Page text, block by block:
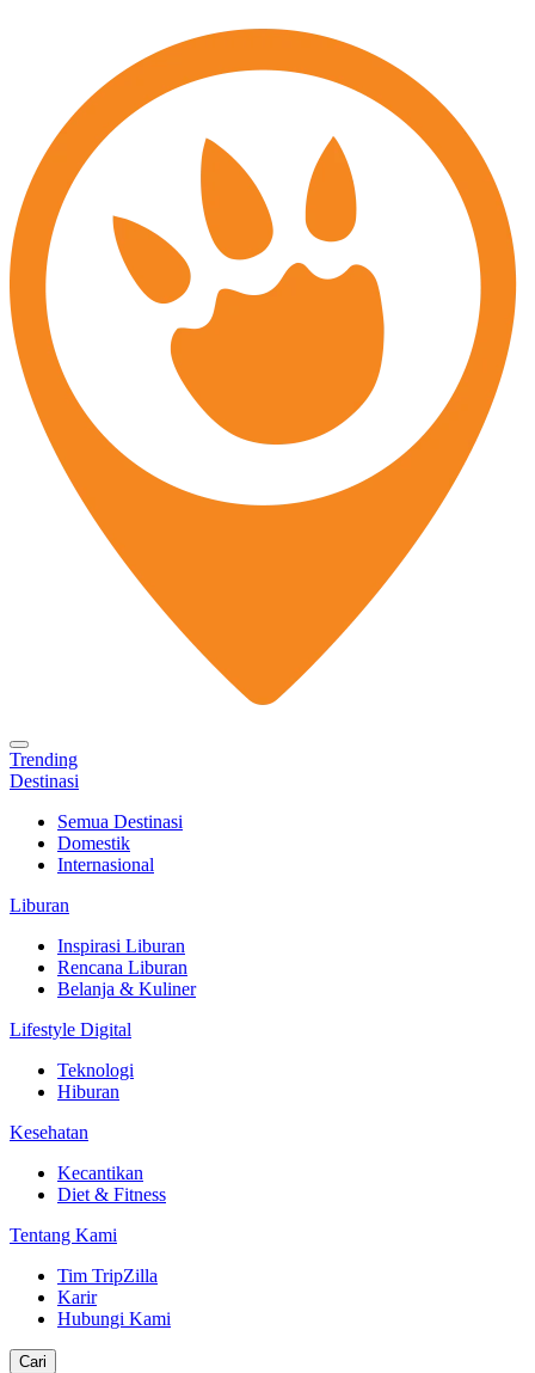
Trending
Destinasi
Semua Destinasi
Domestik
Internasional
Liburan
Inspirasi Liburan
Rencana Liburan
Belanja & Kuliner
Lifestyle Digital
Teknologi
Hiburan
Kesehatan
Kecantikan
Diet & Fitness
Tentang Kami
Tim TripZilla
Karir
Hubungi Kami
Cari